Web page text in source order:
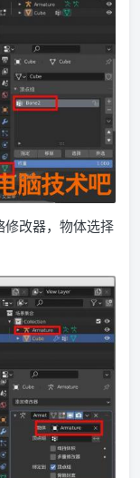
修改器，物体选择